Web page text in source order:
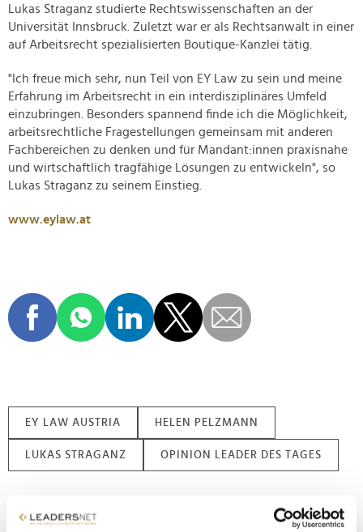
Lukas Straganz studierte Rechtswissenschaften an der
Universität Innsbruck. Zuletzt war er als Rechtsanwalt in einer
auf Arbeitsrecht spezialisierten Boutique-Kanzlei tätig.
"Ich freue mich sehr, nun Teil von EY Law zu sein und meine
Erfahrung im Arbeitsrecht in ein interdisziplinäres Umfeld
einzubringen. Besonders spannend finde ich die Möglichkeit,
arbeitsrechtliche Fragestellungen gemeinsam mit anderen
Fachbereichen zu denken und für Mandant:innen praxisnahe
und wirtschaftlich tragfähige Lösungen zu entwickeln", so
Lukas Straganz zu seinem Einstieg.
www.eylaw.at
EY LAW AUSTRIA HELEN PELZMANN
LUKAS STRAGANZ OPINION LEADER DES TAGES
Nachname / Firma